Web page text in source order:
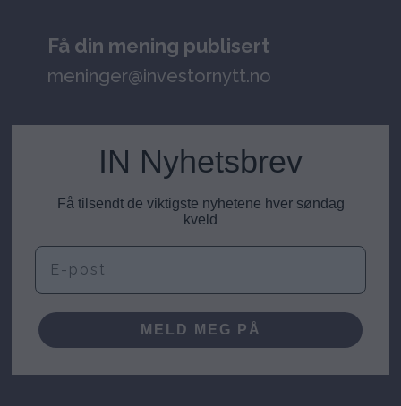
Få din mening publisert
meninger@investornytt.no
IN Nyhetsbrev
Få tilsendt de viktigste nyhetene hver søndag
kveld
E-post
MELD MEG PÅ